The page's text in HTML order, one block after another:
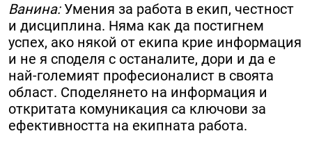
Ванина: Умения за работа в екип, честност
и дисциплина. Няма как да постигнем
успех, ако някой от екипа крие информация
и не я споделя с останалите, дори и да е
най-големият професионалист в своята
област. Споделянето на информация и
откритата комуникация са ключови за
ефективността на екипната работа.